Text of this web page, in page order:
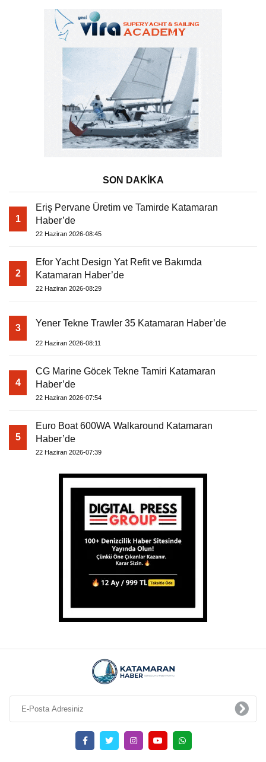
SON DAKİKA
1
Eriş Pervane Üretim ve Tamirde Katamaran
Haber’de
22 Haziran 2026-08:45
2
Efor Yacht Design Yat Refit ve Bakımda
Katamaran Haber’de
22 Haziran 2026-08:29
3 Yener Tekne Trawler 35 Katamaran Haber’de
22 Haziran 2026-08:11
4
CG Marine Göcek Tekne Tamiri Katamaran
Haber’de
22 Haziran 2026-07:54
5
Euro Boat 600WA Walkaround Katamaran
Haber’de
22 Haziran 2026-07:39